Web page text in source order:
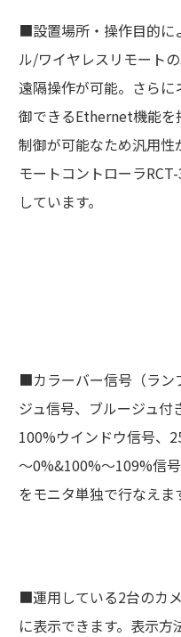
■設置場所・操作目的に
ル/ワイヤレスリモート
遠隔操作が可能。さら
御できるEthernet機能を
制御が可能なため汎用性
モートコントローラ
しています。
■カラーバー信号（ラン
ジュ信号、ブルージュ付
100%ウインドウ信号、
～0%&100%～109%信
をモニタ単独で行なえま
■運用している2台のカ
に表示できます。表示方